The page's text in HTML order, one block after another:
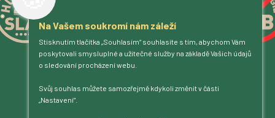
Na Vašem soukromí nám záleží
Stisknutím tlačítka „Souhlasím“ souhlasíte s tím, abychom Vám
poskytovali smysluplné a užitečné služby na základě Vašich údajů
o sledování procházení webu.
Svůj souhlas můžete samozřejmě kdykoli změnit v části
„Nastavení“.